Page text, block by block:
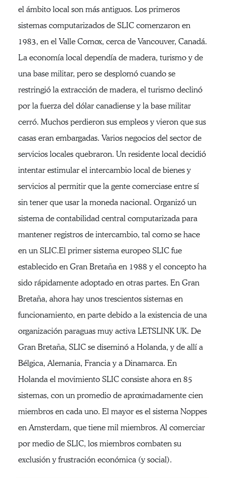
el ámbito local son más antiguos. Los primeros
sistemas computarizados de SLIC comenzaron en
1983, en el Valle Comox, cerca de Vancouver, Canadá.
La economía local dependía de madera, turismo y de
una base militar, pero se desplomó cuando se
restringió la extracción de madera, el turismo declinó
por la fuerza del dólar canadiense y la base militar
cerró. Muchos perdieron sus empleos y vieron que sus
casas eran embargadas. Varios negocios del sector de
servicios locales quebraron. Un residente local decidió
intentar estimular el intercambio local de bienes y
servicios al permitir que la gente comerciase entre sí
sin tener que usar la moneda nacional. Organizó un
sistema de contabilidad central computarizada para
mantener registros de intercambio, tal como se hace
en un SLIC.El primer sistema europeo SLIC fue
establecido en Gran Bretaña en 1988 y el concepto ha
sido rápidamente adoptado en otras partes. En Gran
Bretaña, ahora hay unos trescientos sistemas en
funcionamiento, en parte debido a la existencia de una
organización paraguas muy activa LETSLINK UK. De
Gran Bretaña, SLIC se diseminó a Holanda, y de allí a
Bélgica, Alemania, Francia y a Dinamarca. En
Holanda el movimiento SLIC consiste ahora en 85
sistemas, con un promedio de aproximadamente cien
miembros en cada uno. El mayor es el sistema Noppes
en Amsterdam, que tiene mil miembros. Al comerciar
por medio de SLIC, los miembros combaten su
exclusión y frustración económica (y social).